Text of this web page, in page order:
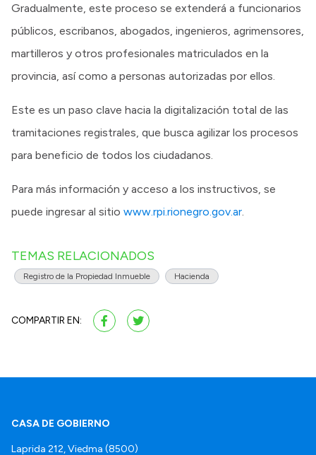
Gradualmente, este proceso se extenderá a funcionarios
públicos, escribanos, abogados, ingenieros, agrimensores,
martilleros y otros profesionales matriculados en la
provincia, así como a personas autorizadas por ellos.
Este es un paso clave hacia la digitalización total de las
tramitaciones registrales, que busca agilizar los procesos
para beneficio de todos los ciudadanos.
Para más información y acceso a los instructivos, se
puede ingresar al sitio www.rpi.rionegro.gov.ar.
TEMAS RELACIONADOS
Registro de la Propiedad Inmueble Hacienda
COMPARTIR EN:
CASA DE GOBIERNO
Laprida 212, Viedma (8500)